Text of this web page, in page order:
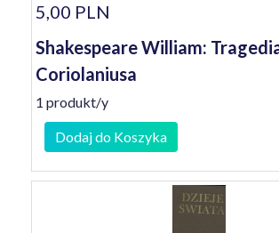
5,00 PLN
Shakespeare William:
Coriolaniusa
1 produkt/y
Dodaj do Koszyka